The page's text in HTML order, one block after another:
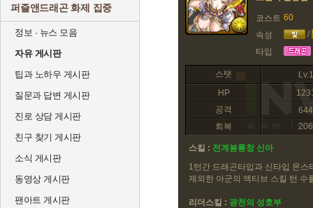
퍼즐앤드래곤 화제 집중
정보 · 뉴스 모음
자유 게시판
팁과 노하우 게시판
질문과 답변 게시판
진로 상담 게시판
친구 찾기 게시판
소식 게시판
동영상 게시판
팬아트 게시판
코스트 60
속성
/
타입
스탯
Lv.1
HP
공격
644
회복
206
스킬 : 전계봉룡창 신아
1턴간 드래곤타입과 신타입 몬
제외한 아군의 액티브 스킬 턴 수
리더스킬 : 광천의 성호부